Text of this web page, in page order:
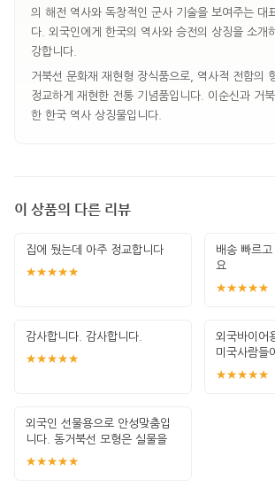
의 해전 역사와 독창적인 군사 기술을 보여주는 대
다. 외국인에게 한국의 역사와 승전의 상징을 소개
강합니다.
거북선 문화재 재현형 장식품으로, 역사적 전함의
정교하게 재현한 전통 기념품입니다. 이순신과 거
한 한국 역사 상징물입니다.
이 상품의 다른 리뷰
집에 뒀는데 아주 정교합니다
★★★★★
배송 빠르고
요
★★★★★
감사합니다. 감사합니다.
★★★★★
외국바이어
미국사람들
★★★★★
외국인 선물용으로 안성맞춤입
니다. 동거북선 모형은 실물을
받아보자마자 &
★★★★★